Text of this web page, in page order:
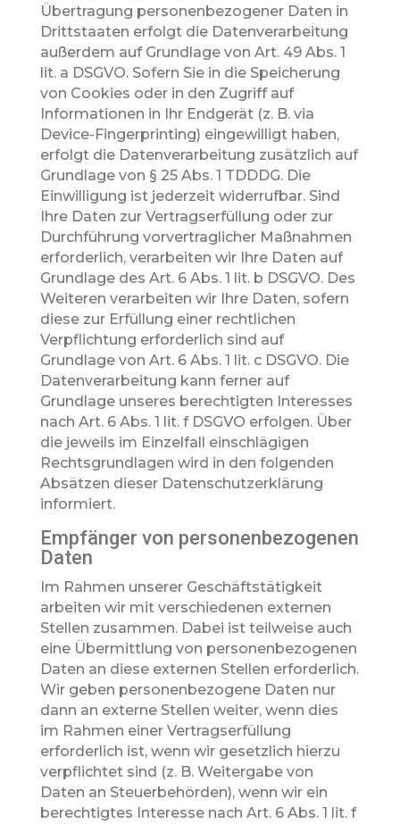
Übertragung personenbezogener Daten in
Drittstaaten erfolgt die Datenverarbeitung
außerdem auf Grundlage von Art. 49 Abs. 1
lit. a DSGVO. Sofern Sie in die Speicherung
von Cookies oder in den Zugriff auf
Informationen in Ihr Endgerät (z. B. via
Device-Fingerprinting) eingewilligt haben,
erfolgt die Datenverarbeitung zusätzlich auf
Grundlage von § 25 Abs. 1 TDDDG. Die
Einwilligung ist jederzeit widerrufbar. Sind
Ihre Daten zur Vertragserfüllung oder zur
Durchführung vorvertraglicher Maßnahmen
erforderlich, verarbeiten wir Ihre Daten auf
Grundlage des Art. 6 Abs. 1 lit. b DSGVO. Des
Weiteren verarbeiten wir Ihre Daten, sofern
diese zur Erfüllung einer rechtlichen
Verpflichtung erforderlich sind auf
Grundlage von Art. 6 Abs. 1 lit. c DSGVO. Die
Datenverarbeitung kann ferner auf
Grundlage unseres berechtigten Interesses
nach Art. 6 Abs. 1 lit. f DSGVO erfolgen. Über
die jeweils im Einzelfall einschlägigen
Rechtsgrundlagen wird in den folgenden
Absätzen dieser Datenschutzerklärung
informiert.
Empfänger von personenbezogenen
Daten
Im Rahmen unserer Geschäftstätigkeit
arbeiten wir mit verschiedenen externen
Stellen zusammen. Dabei ist teilweise auch
eine Übermittlung von personenbezogenen
Daten an diese externen Stellen erforderlich.
Wir geben personenbezogene Daten nur
dann an externe Stellen weiter, wenn dies
im Rahmen einer Vertragserfüllung
erforderlich ist, wenn wir gesetzlich hierzu
verpflichtet sind (z. B. Weitergabe von
Daten an Steuerbehörden), wenn wir ein
berechtigtes Interesse nach Art. 6 Abs. 1 lit. f